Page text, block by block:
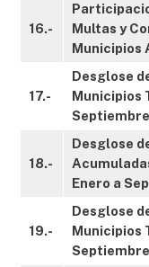
16.-
Multas y
Municipios
17.-
Desglose
Municipios
18.-
Desglose
Enero a
19.-
Desglose
Municipios